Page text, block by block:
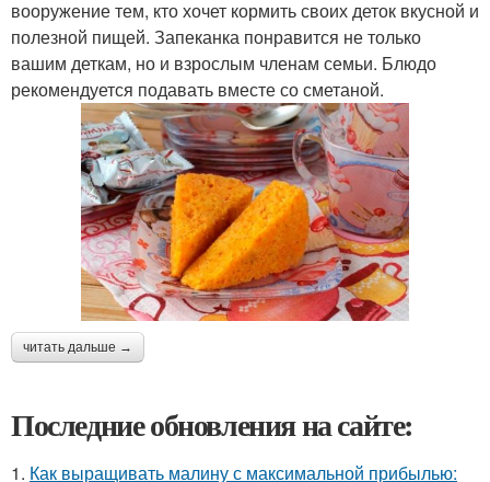
вооружение тем, кто хочет кормить своих деток вкусной и
полезной пищей. Запеканка понравится не только
вашим деткам, но и взрослым членам семьи. Блюдо
рекомендуется подавать вместе со сметаной.
читать дальше →
Последние обновления на сайте:
1. Как выращивать малину с максимальной прибылью: